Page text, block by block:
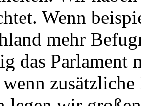
Wenn
mehr
das Parlament